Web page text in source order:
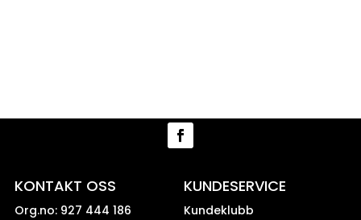
KONTAKT OSS
Org.no: 927 444 186
KUNDESERVICE
Kundeklubb